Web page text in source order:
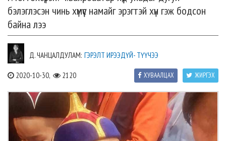
бэлэглэсэн чинь хүмүүс намайг эрэгтэй хүн гэж бодсон
байна лээ
Д. ЧАНЦАЛДУЛАМ: ГЭРЭЛТ ИРЭЭДҮЙ- ТҮҮЧЭЭ
2020-10-30, 2120 ЖИРГЭХ
ХУВААЛЦАХ